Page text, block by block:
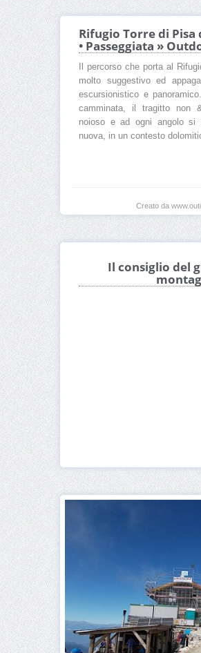
Rifugio Torre di Pisa
• Passeggiata »
Il percorso che porta al
molto suggestivo ed
escursionistico e
camminata, il tragitto non
noioso e ad ogni angolo si
nuova, in un contesto
Creato da
Il consiglio del